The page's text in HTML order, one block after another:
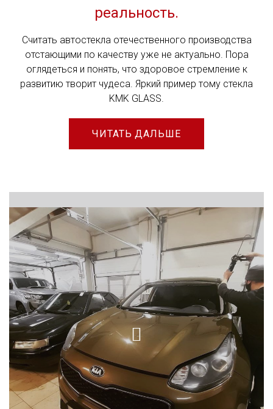
реальность.
Считать автостекла отечественного производства
отстающими по качеству уже не актуально. Пора
оглядеться и понять, что здоровое стремление к
развитию творит чудеса. Яркий пример тому стекла
KMK GLASS.
ЧИТАТЬ ДАЛЬШЕ